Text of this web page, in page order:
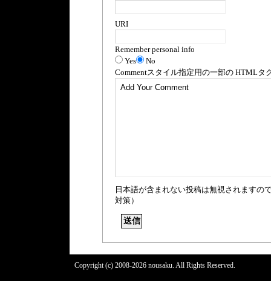
URI
Remember personal info
Yes
No
Commentスタイル指定用の一部の HTMLタ
日本語が含まれない投稿は無視されますの
対策）
Copyright (c) 2008-2026 nousaku. All Rights Reserved.